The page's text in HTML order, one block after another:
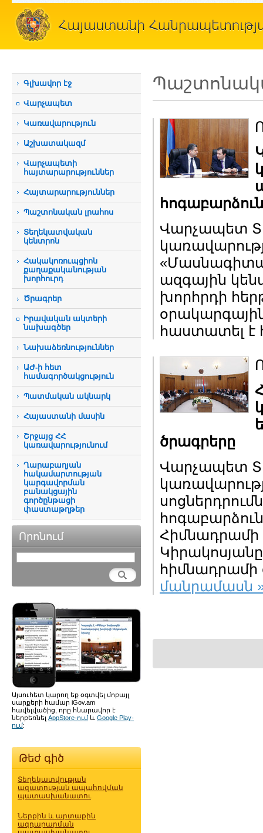
Գլխավոր էջ
Վարչապետ
Կառավարություն
Աշխատակազմ
Վարչապետի
հայտարարություններ
Հայտարարություններ
Պաշտոնական լրահոս
Տեղեկատվական
կենտրոն
Հակակոռուպցիոն
քաղաքականության
խորհուրդ
Ծրագրեր
Իրավական ակտերի
նախագծեր
Նախաձեռնություններ
ԱԺ-ի հետ
համագործակցություն
Պատմական ակնարկ
Հայաստանի մասին
Շրջայց ՀՀ
կառավարությունում
Ղարաբաղյան
հակամարտության
կարգավորման
բանակցային
գործընթացի
փաստաթղթեր
Որոնում
Այսուհետ կարող եք օգտվել մոբայլ
սարքերի համար iGov.am
հավելվածից, որը հնարավոր է
ներբեռնել AppStore-ում և Google Play-
ում:
Թեժ գիծ
Տեղեկատվության
ազատության ապահովման
պատասխանատու
Ներքին և արտաքին
ազդարարման
Վարչապետ
ազգային
խորհրդի
հաստատել է
ծրագրերը
Վարչապետ
Հիմնադրամի
հիմնադրամի
մանրամասն